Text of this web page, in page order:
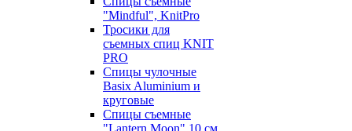
"Mindful", KnitPro
Тросики для
съемных спиц KNIT
PRO
Спицы чулочные
Basix Aluminium и
круговые
Спицы съемные
"Lantern Moon" 10 см